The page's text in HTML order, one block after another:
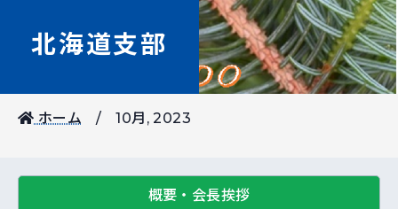
北海道支部
ホーム 10月, 2023
概要・会長挨拶